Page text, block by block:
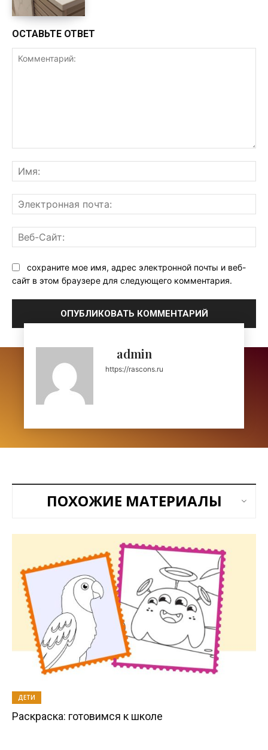
ОСТАВЬТЕ ОТВЕТ
сохраните мое имя, адрес электронной почты и веб-
сайт в этом браузере для следующего комментария.
admin
https://rascons.ru
ПОХОЖИЕ МАТЕРИАЛЫ
ДЕТИ
Раскраска: готовимся к школе